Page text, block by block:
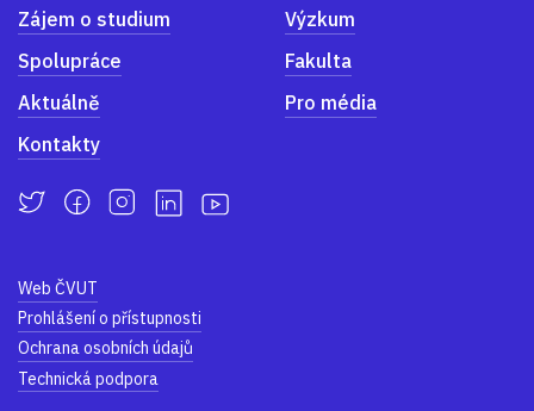
Zájem o studium
Výzkum
Spolupráce
Fakulta
Aktuálně
Pro média
Kontakty
Web ČVUT
Prohlášení o přístupnosti
Ochrana osobních údajů
Technická podpora